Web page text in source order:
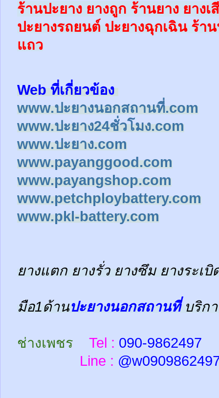
ร้านปะยาง ยางถูก ร้านยาง ยางเ
ปะยางรถยนต์ ปะยางฉุกเฉิน ร้า
แถว
Web ที่เกี่ยวข้อง
www.ปะยางนอกสถานที่.com
www.ปะยาง24ชั่วโมง.com
www.ปะยาง.com
www.payanggood.com
www.payangshop.com
www.petchploybattery.com
www.pkl-battery.com
ยางแตก ยางรั่ว ยางซึม ยางระเบิ
มือ1ด้านปะยางนอกสถานที่ บริก
ช่างเพชร Tel : 090-9862497
Line : @w